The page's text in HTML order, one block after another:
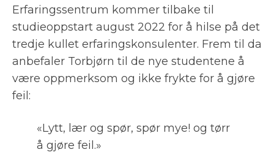
Erfaringssentrum kommer tilbake til
studieoppstart august 2022 for å hilse på det
tredje kullet erfaringskonsulenter. Frem til da
anbefaler Torbjørn til de nye studentene å
være oppmerksom og ikke frykte for å gjøre
feil:
«Lytt, lær og spør, spør mye! og tørr
å gjøre feil.»